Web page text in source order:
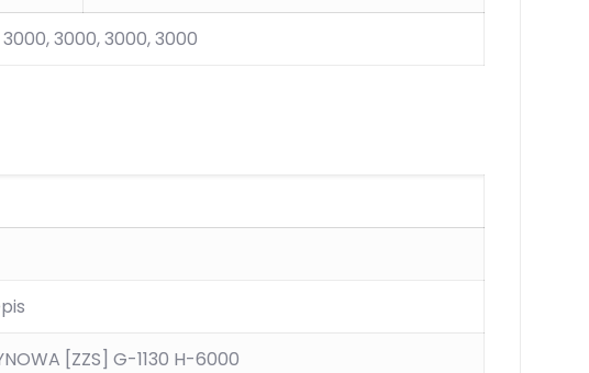
3000, 3000, 3000
[ZZS] G-1130 H-6000